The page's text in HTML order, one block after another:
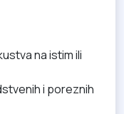
na istim ili
i poreznih